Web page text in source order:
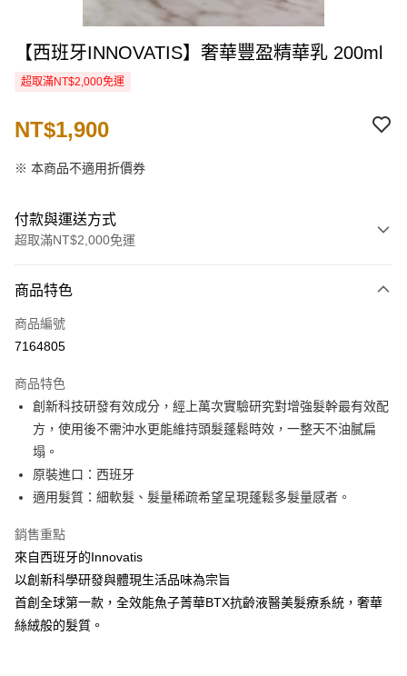
【西班牙INNOVATIS】奢華豐盈精華乳 200ml
超取滿NT$2,000免運
NT$1,900
※ 本商品不適用折價券
付款與運送方式
超取滿NT$2,000免運
信用卡一次付款
信用卡分期付款
合作金庫商業銀行
華南商業銀行
彰化商業銀行
上海商業儲蓄銀行
台北富邦商業銀行
國泰世華商業銀行
臺灣中小企業銀行
匯豐（台灣）商業銀行
華泰商業銀行
聯邦商業銀行
遠東國際商業銀行
元大商業銀行
台新國際商業銀行
台灣樂天信用卡公司
6 期 0 利率 每期
華南商業銀行
彰化商業銀行
上海商業儲蓄銀行
國泰世華商業銀行
臺灣中小企業銀行
台中商業銀行
聯邦商業銀行
元大商業銀行
玉山商業銀行
星展（台灣）商業銀行
台灣樂天信用卡公司
超商取貨付款
LINE Pay
Apple Pay
街口支付
悠遊付
全盈+PAY
商品特色
商品編號
7164805
商品特色
創新科技研發有效成分，經上萬次實驗研究對增強髮幹最有效配
方，使用後不需沖水更能維持頭髮蓬鬆時效，一整天不油膩扁
塌。
原裝進口：西班牙
適⽤髮質：細軟髮、髮量稀疏希望呈現蓬鬆多髮量感者。
銷售重點
來自西班牙的Innovatis
以創新科學研發與體現生活品味為宗旨
首創全球第一款，全效能魚子菁華BTX抗齡液醫美髮療系統，奢華
絲絨般的髮質。